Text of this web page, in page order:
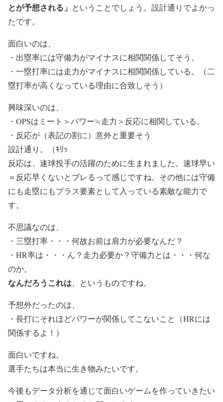
とが予想される」 ということでしょう。設計通りでよかっ
たです。
面白いのは、
・出塁率には守備力がマイナスに相関関係してそう。
・一塁打率には走力がマイナスに相関関係している。（二
塁打率が高くなっている理由に合致しそう）
興味深いのは、
・OPSはミート＞パワー≒走力＞反応に相関している。
・反応が（表記の割に）意外と重要そう
設計通り。（ｷﾘｯ
反応は、速球投手の活躍のために生まれました。速球早い
＝反応早くないとブレるって感じですね。その他には守備
にも走塁にもプラス要素として入っている素敵な能力で
す。
不思議なのは、
・三塁打率・・・何故お前は肩力が必要なんだ？
・HR率は・・・ん？走力必要か？守備力とは・・・何な
のか。
なんだろうこれは、というものですね。
予想外だったのは、
・長打にそれほどパワーが関係してこないこと（HRには
関係するよ！）
面白いですね。
選手たちは本当に生き物みたいです。
今後もデータ分析を通じて面白いゲームを作っていきたい